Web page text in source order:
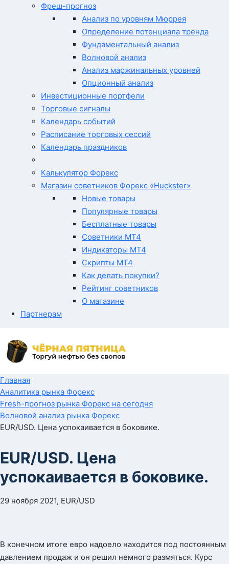
Фреш-прогноз
Анализ по уровням Мюррея
Определение потенциала тренда
Фундаментальный анализ
Волновой анализ
Анализ маржинальных уровней
Опционный анализ
Инвестиционные портфели
Торговые сигналы
Календарь событий
Расписание торговых сессий
Календарь праздников
Калькулятор Форекс
Магазин советников Форекс «Huckster»
Новые товары
Популярные товары
Бесплатные товары
Советники MT4
Индикаторы MT4
Скрипты MT4
Как делать покупки?
Рейтинг советников
О магазине
Партнерам
Главная
Аналитика рынка Форекс
Fresh-прогноз рынка Форекс на сегодня
Волновой анализ рынка Форекс
EUR/USD. Цена успокаивается в боковике.
EUR/USD. Цена
успокаивается в боковике.
29 ноября 2021, EUR/USD
В конечном итоге евро надоело находится под постоянным
давлением продаж и он решил немного размяться. Курс